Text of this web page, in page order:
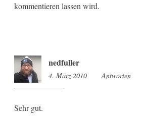
kommentieren lassen wird.
nedfuller
4. März 2010 16:55
Antworten
Sehr gut.